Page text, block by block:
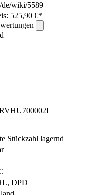
de/wiki/5589
525,90 €*
Stückzahl lagernd
DPD